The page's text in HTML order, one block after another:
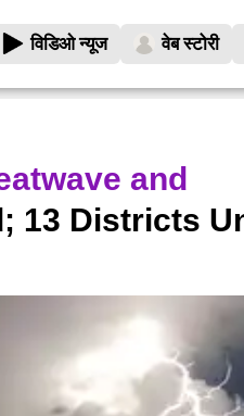
विडिओ न्यूज वेब स्टोरी
and
13 Districts